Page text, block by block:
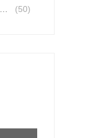
(50)